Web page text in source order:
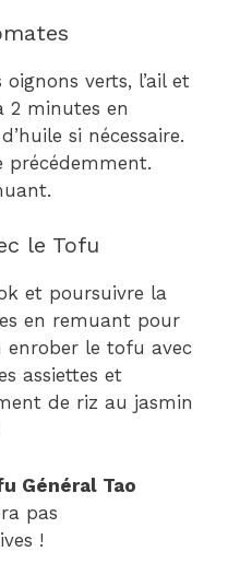
verts, l’ail et
2 minutes en
si nécessaire.
précédemment.
le Tofu
et poursuivre la
en remuant pour
le tofu avec
assiettes et
de riz au jasmin
Général Tao
pas
!